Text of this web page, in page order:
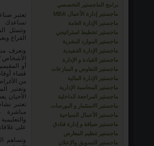
تساعدك
وتتمثل
الفراغ
وتعرف
الأشخاص
أو
قضاء
من
وتعتبر
الأحيان
تعتبر
مباشرة
على
وتساهم
برامج الماجستير التخصصي
ماجستير إدارة الأعمال MBA
ماجستير الإدارة العامة
ماجستير تخطيط استراتيجي
ماجستير الموارد البشرية
ماجستير الإدارة التنفيذية
ماجستير القيادة و الإدارة
ماجستير التفاوض و المنازعات
ماجستير الإدارة المالية
ماجستير المحاسبة الإدارية
ماجستير المراجعة الداخلية
ماجستير الاستثمار و البورصات
ماجستير الأعمال السياحية
ماجستير ضيافة و إدارة فنادق
ماجستير تنظيم المعارض
ماجستير التسويق والإعلان